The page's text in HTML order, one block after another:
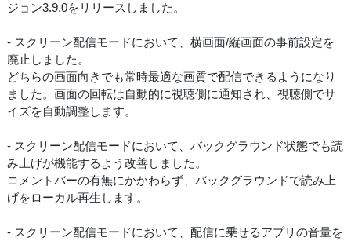
ジョン3.9.0をリリースしました。
- スクリーン配信モードにおいて、横画面/縦画面の事前設定を
廃止しました。
どちらの画面向きでも常時最適な画質で配信できるようになり
ました。画面の回転は自動的に視聴側に通知され、視聴側でサ
イズを自動調整します。
- スクリーン配信モードにおいて、バックグラウンド状態でも読
み上げが機能するよう改善しました。
コメントバーの有無にかかわらず、バックグラウンドで読み上
げをローカル再生します。
- スクリーン配信モードにおいて、配信に乗せるアプリの音量を